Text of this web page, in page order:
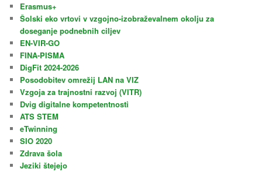
Erasmus+
Šolski eko vrtovi v vzgojno-izobraževalnem okolju za
doseganje podnebnih ciljev
EN-VIR-GO
FINA-PISMA
DigFit 2024-2026
Posodobitev omrežij LAN na VIZ
Vzgoja za trajnostni razvoj (VITR)
Dvig digitalne kompetentnosti
ATS STEM
eTwinning
SIO 2020
Zdrava šola
Jeziki štejejo